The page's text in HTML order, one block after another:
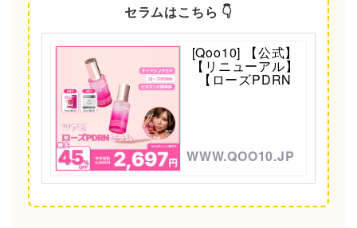
セラムはこちら 👇
[Qoo10] 【公式】
【リニューアル】
【ローズPDRN
WWW.QOO10.JP